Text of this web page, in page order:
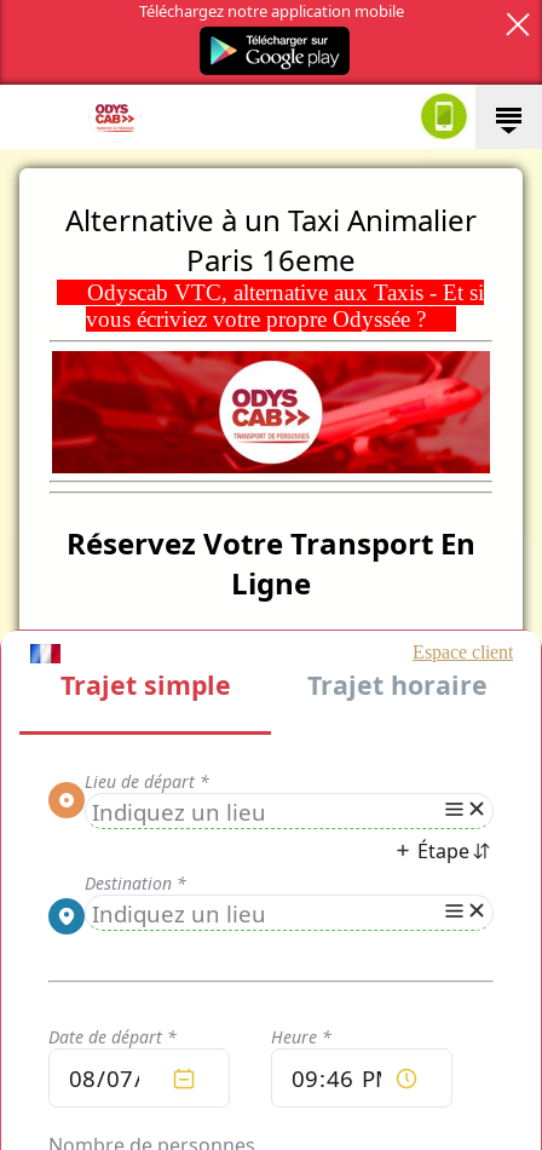
Téléchargez notre application mobile
Alternative à un Taxi Animalier
Paris 16eme
Odyscab VTC, alternative aux Taxis - Et si
vous écriviez votre propre Odyssée ?
Réservez Votre Transport En
Ligne